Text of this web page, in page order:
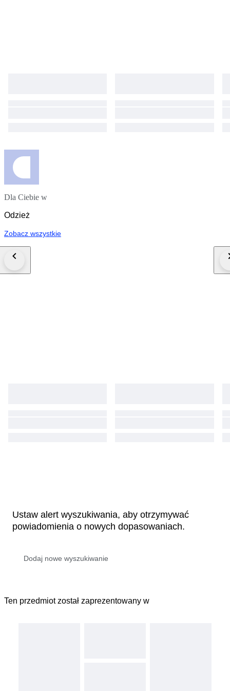
Dla Ciebie w
Odzież
Zobacz wszystkie
Ustaw alert wyszukiwania, aby otrzymywać
powiadomienia o nowych dopasowaniach.
Ten przedmiot został zaprezentowany w